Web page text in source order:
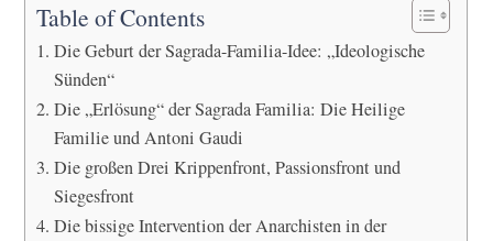
Table of Contents
Die Geburt der Sagrada-Familia-Idee: „Ideologische
Sünden“
Die „Erlösung“ der Sagrada Familia: Die Heilige
Familie und Antoni Gaudi
Die großen Drei Krippenfront, Passionsfront und
Siegesfront
Die bissige Intervention der Anarchisten in der